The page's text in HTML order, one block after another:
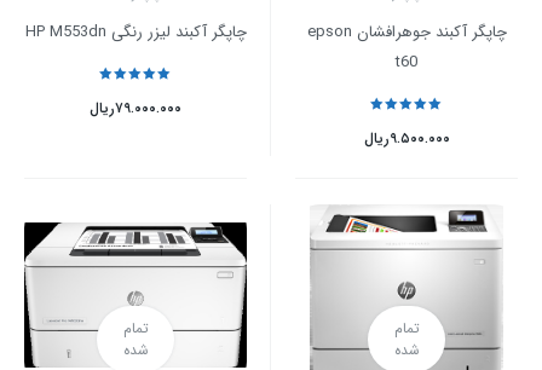
چاپگر آکبند جوهرافشان epson
t60
ریال۹.۵۰۰.۰۰۰
چاپگر آکبند لیزر رنگی HP M553dn
ریال۷۹.۰۰۰.۰۰۰
تمام
شده
تمام
شده